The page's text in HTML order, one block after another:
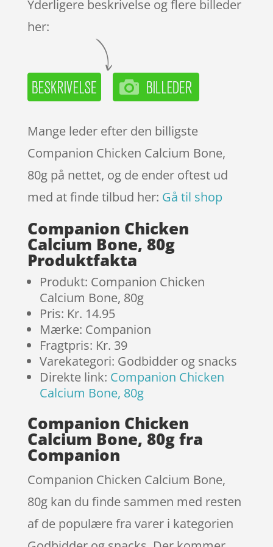
Yderligere beskrivelse og flere billeder
her:
Mange leder efter den billigste
Companion Chicken Calcium Bone,
80g på nettet, og de ender oftest ud
med at finde tilbud her: Gå til shop
Companion Chicken
Calcium Bone, 80g
Produktfakta
Produkt: Companion Chicken
Calcium Bone, 80g
Pris: Kr. 14.95
Mærke: Companion
Fragtpris: Kr. 39
Varekategori: Godbidder og snacks
Direkte link: Companion Chicken
Calcium Bone, 80g
Companion Chicken
Calcium Bone, 80g fra
Companion
Companion Chicken Calcium Bone,
80g kan du finde sammen med resten
af de populære fra varer i kategorien